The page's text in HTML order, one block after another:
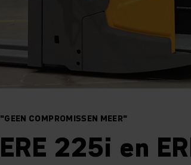
"GEEN COMPROMISSEN MEER"
ERE 225i en